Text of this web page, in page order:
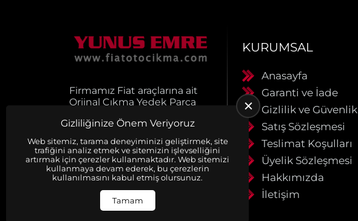
Firmamız Fiat araçlarına ait
Orjinal Çıkma Yedek Parça
Ürünlerimiz muhayyerdir.
Ürünlerimiz faturalı ve
evraklıdır. Siparişleriniz
anlaşmalı kargo firmaları ile
aynı gün kargoya verilir.
Detaylı bilgi için bizimel
iletişime geçiniz
KURUMSAL
Anasayfa
Garanti ve İade
Gizlilik ve Güvenlik
Satış Sözleşmesi
Teslimat Koşulları
Üyelik Sözleşmesi
Hakkımızda
İletişim
Gizliliğinize Önem Veriyoruz
Web sitemiz, tarama deneyiminizi geliştirmek, site
trafiğini analiz etmek ve sitemizin işlevselliğini
artırmak için çerezler kullanmaktadır. Web sitemizi
kullanmaya devam ederek, bu çerezlerin
kullanılmasını kabul etmiş olursunuz.
Tamam